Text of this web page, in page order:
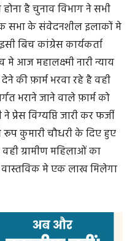
है चुनाव विभाग ने सभी
सभा के संवेदनशील इलाकों मे
बिच कांग्रेस कार्यकर्ता
आज महालक्ष्मी नारी न्याय
की फ़ार्म भरवा रहे है वही
भराने जाने वाले फ़ार्म को
प्रेस विग्यप्ति जारी कर फर्जी
कुमारी चौधरी के दिए हुए
ग्रामीण महिलाओं का
मे एक लाख मिलेगा